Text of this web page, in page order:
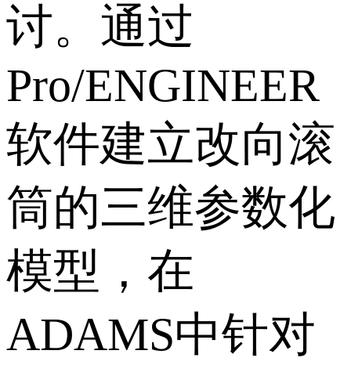
讨。通过
Pro/ENGINEER
软件建立改向滚
筒的三维参数化
模型，在
ADAMS中针对